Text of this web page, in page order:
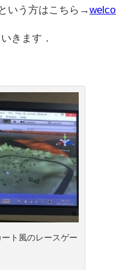
いう方はこちら→
きます．
ト風のレースゲー